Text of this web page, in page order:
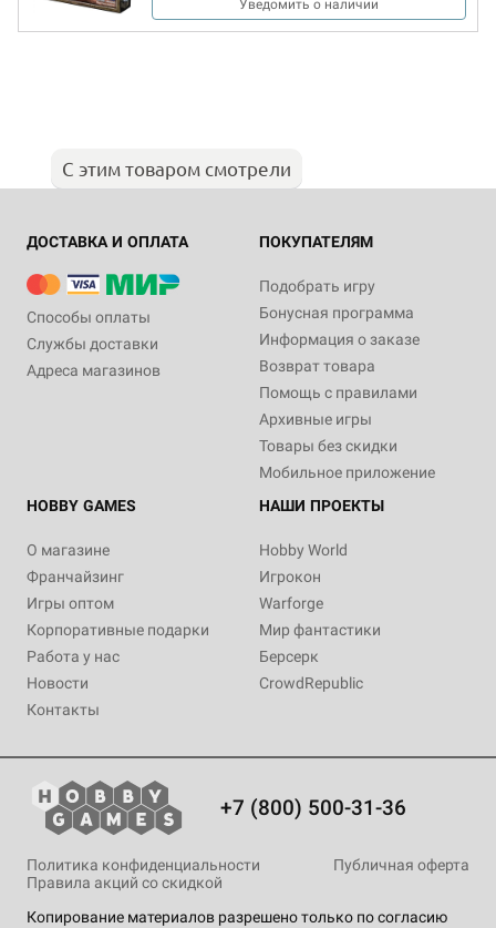
Уведомить о наличии
С этим товаром смотрели
ДОСТАВКА И ОПЛАТА
Способы оплаты
Службы доставки
Адреса магазинов
ПОКУПАТЕЛЯМ
Подобрать игру
Бонусная программа
Информация о заказе
Возврат товара
Помощь с правилами
Архивные игры
Товары без скидки
Мобильное приложение
HOBBY GAMES
О магазине
Франчайзинг
Игры оптом
Корпоративные подарки
Работа у нас
Новости
Контакты
НАШИ ПРОЕКТЫ
Hobby World
Игрокон
Warforge
Мир фантастики
Берсерк
CrowdRepublic
+7 (800) 500-31-36
Копирование материалов разрешено только по согласию
Политика конфиденциальности
Публичная оферта
Правила акций со скидкой